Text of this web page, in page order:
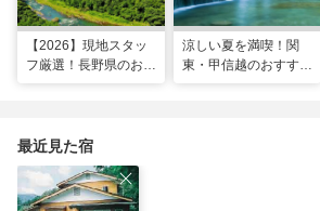
【2026】現地スタッ
フ厳選！長野県のおす
涼しい夏を満喫！関
東・甲信越のおすすめ
最近見た宿